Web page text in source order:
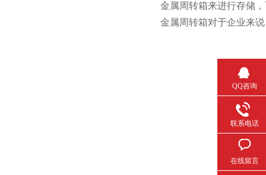
金属周转箱来进行存储
金属周转箱对于企业来说
QQ咨询
联系电话
在线留言